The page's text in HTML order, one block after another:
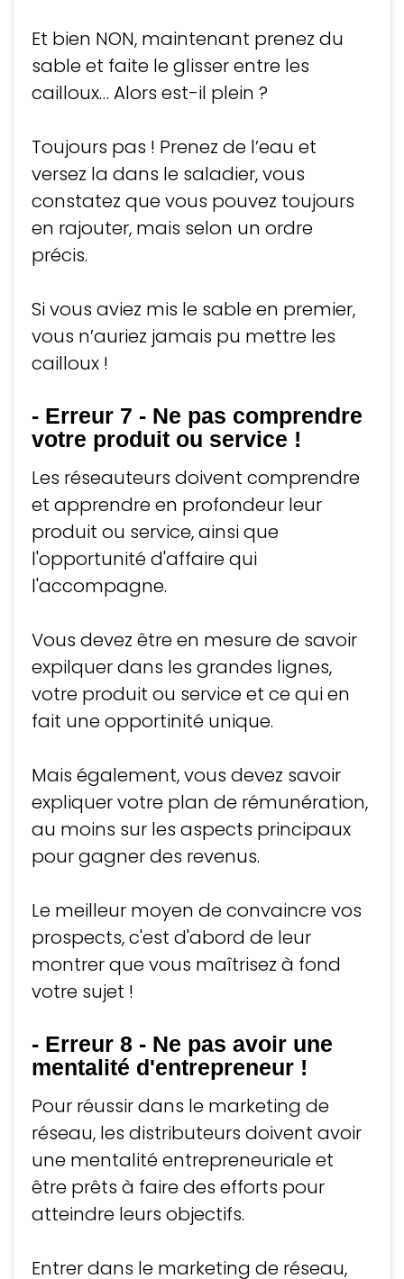
Et bien NON, maintenant prenez du
sable et faite le glisser entre les
cailloux… Alors est-il plein ?
Toujours pas ! Prenez de l’eau et
versez la dans le saladier, vous
constatez que vous pouvez toujours
en rajouter, mais selon un ordre
précis.
Si vous aviez mis le sable en premier,
vous n’auriez jamais pu mettre les
cailloux !
- Erreur 7 - Ne pas comprendre
votre produit ou service !
Les réseauteurs doivent comprendre
et apprendre en profondeur leur
produit ou service, ainsi que
l'opportunité d'affaire qui
l'accompagne.
Vous devez être en mesure de savoir
expilquer dans les grandes lignes,
votre produit ou service et ce qui en
fait une opportinité unique.
Mais également, vous devez savoir
expliquer votre plan de rémunération,
au moins sur les aspects principaux
pour gagner des revenus.
Le meilleur moyen de convaincre vos
prospects, c'est d'abord de leur
montrer que vous maîtrisez à fond
votre sujet !
- Erreur 8 - Ne pas avoir une
mentalité d'entrepreneur !
Pour réussir dans le marketing de
réseau, les distributeurs doivent avoir
une mentalité entrepreneuriale et
être prêts à faire des efforts pour
atteindre leurs objectifs.
Entrer dans le marketing de réseau,